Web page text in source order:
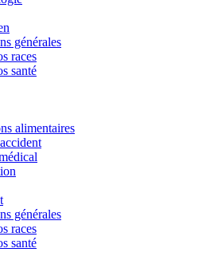
générales
races
santé
alimentaires
générales
races
santé